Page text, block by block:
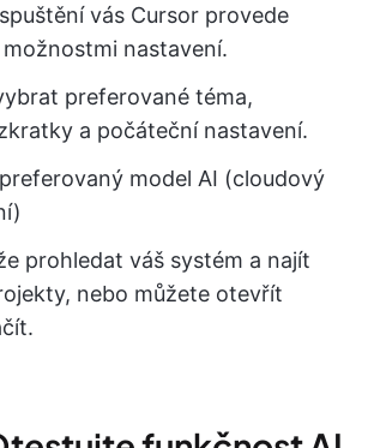
vás Cursor provede
nastavení.
preferované téma,
a počáteční nastavení.
model AI (cloudový
prohledat váš systém a najít
nebo můžete otevřít